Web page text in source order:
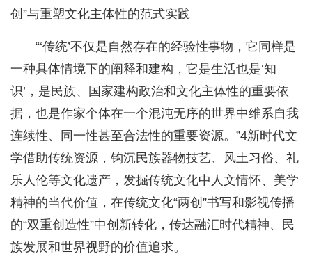
创”与重塑文化主体性的范式实践
“‘传统’不仅是自然存在的经验性事物，它同样是
一种具体情境下的阐释和建构，它是生活也是‘知
识’，是民族、国家建构政治和文化主体性的重要依
据，也是作家个体在一个混沌无序的世界中维系自我
连续性、同一性甚至合法性的重要资源。”4新时代文
学借助传统资源，钩沉民族器物技艺、风土习俗、礼
乐人伦等文化遗产，发掘传统文化中人文情怀、美学
精神的当代价值，在传统文化“两创”书写和影视传播
的“双重创造性”中创新转化，传达融汇时代精神、民
族发展和世界视野的价值追求。